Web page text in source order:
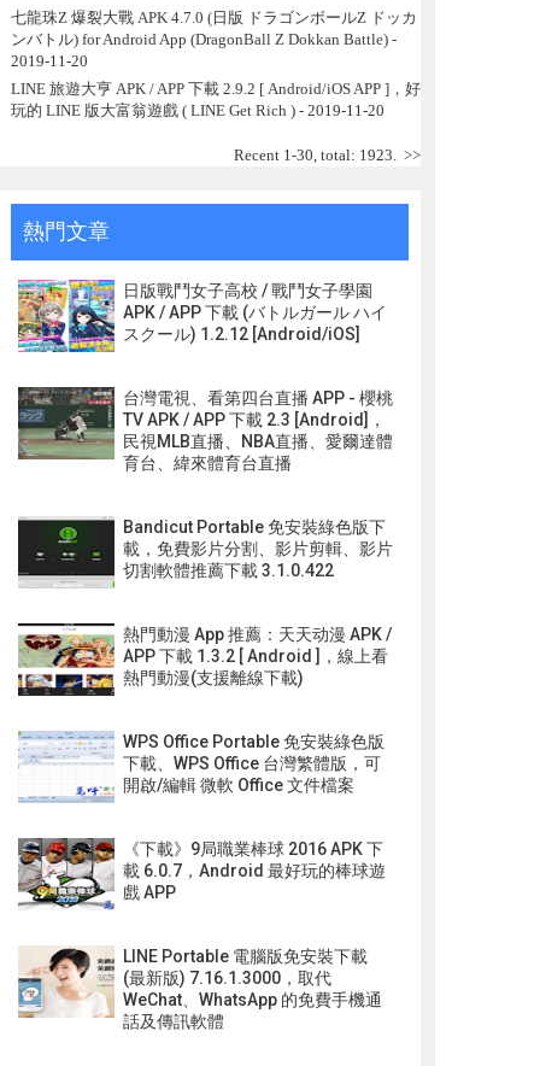
七龍珠Z 爆裂大戰 APK 4.7.0 (日版 ドラゴンボールZ ドッカ
ンバトル) for Android App (DragonBall Z Dokkan Battle)-
2019-11-20
LINE 旅遊大亨 APK / APP 下載 2.9.2 [ Android/iOS APP ]，好
玩的 LINE 版大富翁遊戲 ( LINE Get Rich )- 2019-11-20
Recent 1-30, total: 1923. >>
熱門文章
日版戰鬥女子高校 / 戰鬥女子學園
APK / APP 下載 (バトルガール ハイ
スクール) 1.2.12 [Android/iOS]
台灣電視、看第四台直播 APP - 櫻桃
TV APK / APP 下載 2.3 [Android]，
民視MLB直播、NBA直播、愛爾達體
育台、緯來體育台直播
Bandicut Portable 免安裝綠色版下
載，免費影片分割、影片剪輯、影片
切割軟體推薦下載 3.1.0.422
熱門動漫 App 推薦：天天动漫 APK /
APP 下載 1.3.2 [ Android ]，線上看
熱門動漫(支援離線下載)
WPS Office Portable 免安裝綠色版
下載、WPS Office 台灣繁體版，可
開啟/編輯 微軟 Office 文件檔案
《下載》9局職業棒球 2016 APK 下
載 6.0.7，Android 最好玩的棒球遊
戲 APP
LINE Portable 電腦版免安裝下載
(最新版) 7.16.1.3000，取代
WeChat、WhatsApp 的免費手機通
話及傳訊軟體